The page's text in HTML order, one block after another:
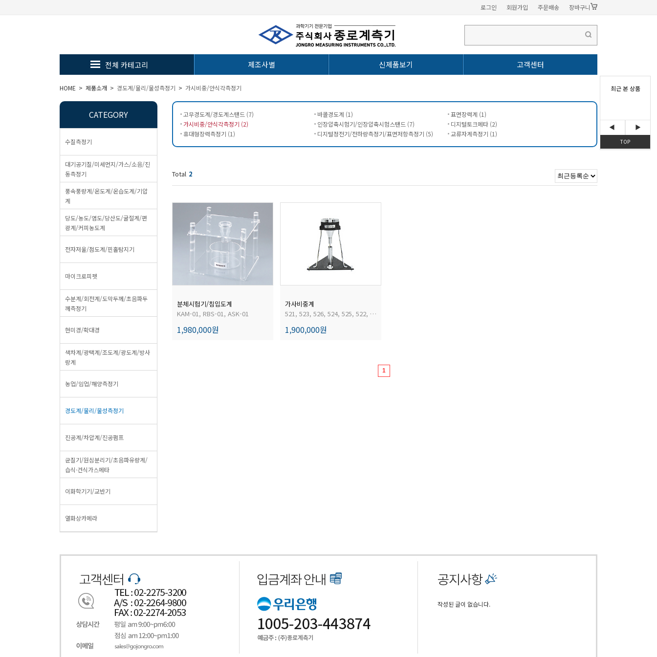
로그인 회원가입 주문배송 장바구니
전체 카테고리 제조사별 신제품보기 고객센터
HOME > 제품소개 > 경도계/물리/물성측정기 > 가시비중/안식각측정기
CATEGORY
수질측정기
대기공기질/미세먼지/가스/소음/진
동측정기
풍속풍량계/온도계/온습도계/기압
계
당도/농도/염도/당산도/굴절계/편
광계/커피농도계
전자저울/점도계/핀홀탐지기
마이크로피펫
수분계/회전계/도막두께/초음파두
께측정기
현미경/확대경
색차계/광택계/조도계/광도계/방사
랑계
농업/임업/해양측정기
경도계/물리/물성측정기
진공계/차압계/진공펌프
균질기/원심분리기/초음파유량계/
습식·건식가스메타
이화학기기/교반기
열화상카메라
고무경도계/경도계스탠드 (7) 바콜경도계 (1)
표면장력계 (1)
가시비중/안식각측정기 (2)
인장압축시험기/인장압축시험스탠드 (7)
디지털토크메타 (2)
휴대형장력측정기 (1)
디지털정전기/전하량측정기/표면저항측정기 (5) 교류자계측정기 (1)
Total 2
분체시험기/침입도계
KAM-01, RBS-01, ASK-01
1,980,000원
가사비중계
521, 523, 526, 524, 525, 522, 527, 528
1,900,000원
1
작성된 글이 없습니다.